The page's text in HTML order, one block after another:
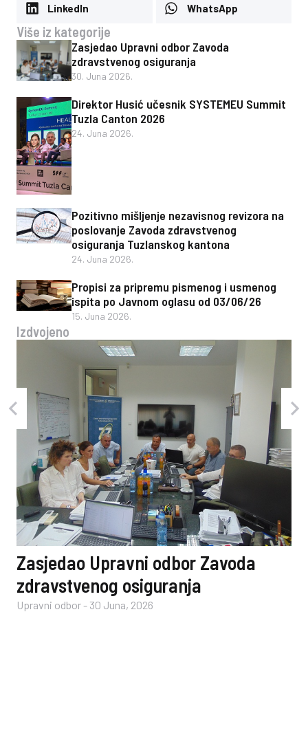
LinkedIn WhatsApp
Više iz kategorije
Zasjedao Upravni odbor Zavoda
zdravstvenog osiguranja
30. Juna 2026.
Direktor Husić učesnik SYSTEMEU Summit
Tuzla Canton 2026
24. Juna 2026.
Pozitivno mišljenje nezavisnog revizora na
poslovanje Zavoda zdravstvenog
osiguranja Tuzlanskog kantona
24. Juna 2026.
Propisi za pripremu pismenog i usmenog
ispita po Javnom oglasu od 03/06/26
15. Juna 2026.
Izdvojeno
Zasjedao Upravni odbor Zavoda
zdravstvenog osiguranja
Upravni odbor- 30 Juna, 2026